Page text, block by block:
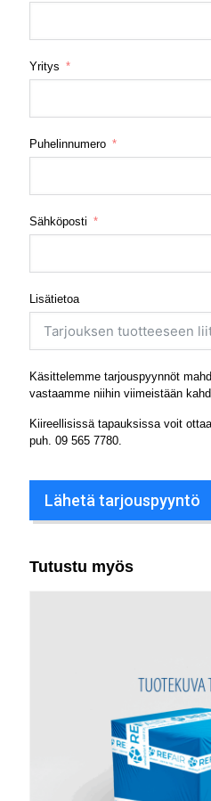
Yritys
Puhelinnumero
Sähköposti
Lisätietoa
Käsittelemme tarjouspyynnöt
vastaamme niihin viimeistään
Kiireellisissä tapauksissa voit
puh. 09 565 7780
Lähetä tarjouspyyntö
Tutustu myös